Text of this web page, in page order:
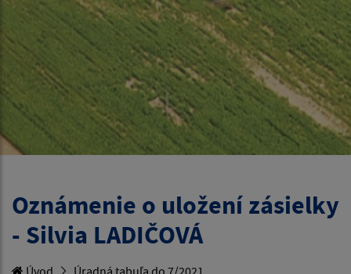
Oznámenie o uložení zásielky
- Silvia LADIČOVÁ